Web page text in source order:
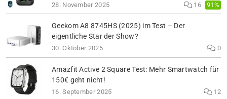
28. November 2025 16 91%
Geekom A8 8745HS (2025) im Test – Der
eigentliche Star der Show?
30. Oktober 2025 0
Amazfit Active 2 Square Test: Mehr Smartwatch für
150€ geht nicht!
16. September 2025 12